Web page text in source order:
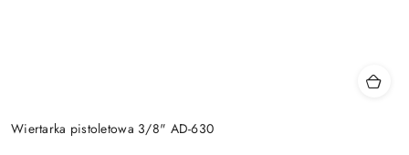
Wiertarka pistoletowa 3/8" AD-630